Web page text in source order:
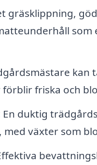
gräsklippning,
kan
friska och
En duktig
växter som